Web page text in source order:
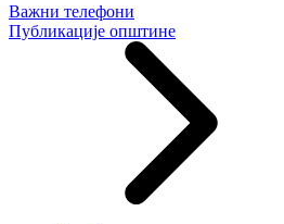
Важни телефони
Публикације општине